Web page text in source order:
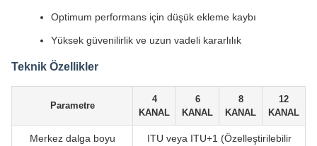
Optimum performans için düşük ekleme kaybı
Yüksek güvenilirlik ve uzun vadeli kararlılık
Teknik Özellikler
Parametre
4
KANAL
6
KANAL
8
KANAL
12
KANAL
Merkez dalga boyu
ITU veya ITU+1 (Özelleştirilebilir